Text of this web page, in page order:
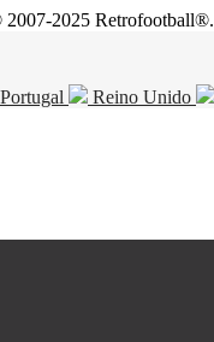
2025 Retrofootball®.
Portugal Reino Unido